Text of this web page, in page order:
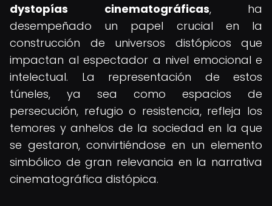
dystopías cinematográficas, ha
desempeñado un papel crucial en la
construcción de universos distópicos que
impactan al espectador a nivel emocional e
intelectual. La representación de estos
túneles, ya sea como espacios de
persecución, refugio o resistencia, refleja los
temores y anhelos de la sociedad en la que
se gestaron, convirtiéndose en un elemento
simbólico de gran relevancia en la narrativa
cinematográfica distópica.